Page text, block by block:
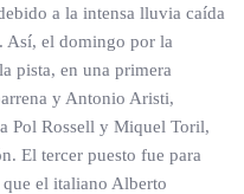
a la intensa lluvia caída
Así, el domingo por la
pista, en una primera
y Antonio Aristi,
Pol Rossell y Miquel Toril,
El tercer puesto fue para
el italiano Alberto